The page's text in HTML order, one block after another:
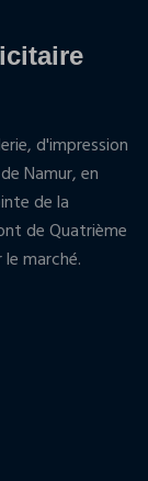
d'impression
Namur, en
de la
de Quatrième
marché.